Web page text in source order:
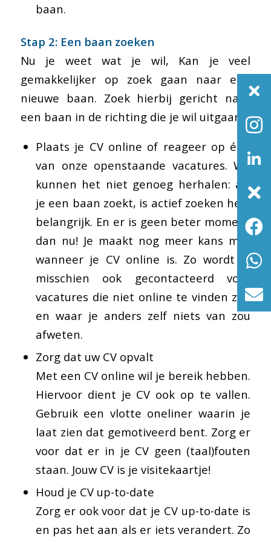
baan.
Stap 2: Een baan zoeken
Nu je weet wat je wil, Kan je veel
gemakkelijker op zoek gaan naar een
nieuwe baan. Zoek hierbij gericht naar
een baan in de richting die je wil uitgaan.
Plaats je CV online of reageer op één
van onze openstaande vacatures. We
kunnen het niet genoeg herhalen: als
je een baan zoekt, is actief zoeken heel
belangrijk. En er is geen beter moment
dan nu! Je maakt nog meer kans met
wanneer je CV online is. Zo wordt je
misschien ook gecontacteerd voor
vacatures die niet online te vinden zijn
en waar je anders zelf niets van zou
afweten.
Zorg dat uw CV opvalt
Met een CV online wil je bereik hebben.
Hiervoor dient je CV ook op te vallen.
Gebruik een vlotte oneliner waarin je
laat zien dat gemotiveerd bent. Zorg er
voor dat er in je CV geen (taal)fouten
staan. Jouw CV is je visitekaartje!
Houd je CV up-to-date
Zorg er ook voor dat je CV up-to-date is
en pas het aan als er iets verandert. Zo